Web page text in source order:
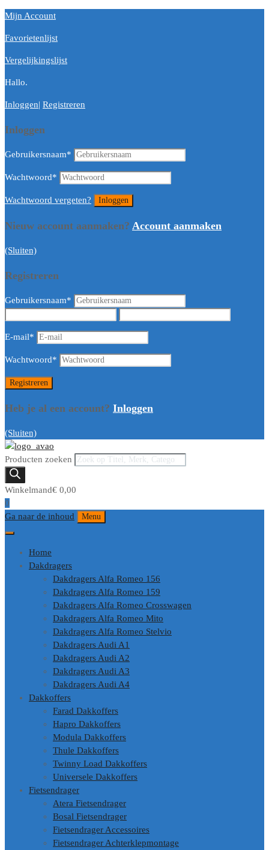
Mijn Account
Favorietenlijst
Vergelijkingslijst
Hallo.
Inloggen| Registreren
Inloggen
Gebruikersnaam*
Wachtwoord*
Wachtwoord vergeten?
Nieuw account aanmaken? Account aanmaken
(Sluiten)
Registreren
Gebruikersnaam*
E-mail*
Wachtwoord*
Heb je al een account? Inloggen
(Sluiten)
Producten zoeken
Winkelmand€ 0,00
0
Ga naar de inhoud
Menu
Home
Dakdragers
Dakdragers Alfa Romeo 156
Dakdragers Alfa Romeo 159
Dakdragers Alfa Romeo Crosswagen
Dakdragers Alfa Romeo Mito
Dakdragers Alfa Romeo Stelvio
Dakdragers Audi A1
Dakdragers Audi A2
Dakdragers Audi A3
Dakdragers Audi A4
Dakkoffers
Farad Dakkoffers
Hapro Dakkoffers
Modula Dakkoffers
Thule Dakkoffers
Twinny Load Dakkoffers
Universele Dakkoffers
Fietsendrager
Atera Fietsendrager
Bosal Fietsendrager
Fietsendrager Accessoires
Fietsendrager Achterklepmontage